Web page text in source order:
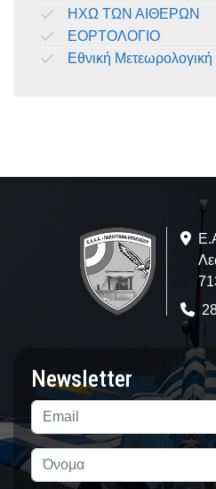
ΗΧΩ ΤΩΝ ΑΙΘΕΡΩΝ
ΕΟΡΤΟΛΟΓΙΟ
Εθνική
Newsletter